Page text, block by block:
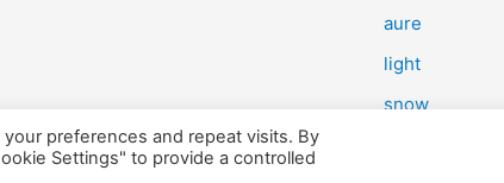
aure
light
snow
preferences and repeat visits. By
Settings" to provide a controlled